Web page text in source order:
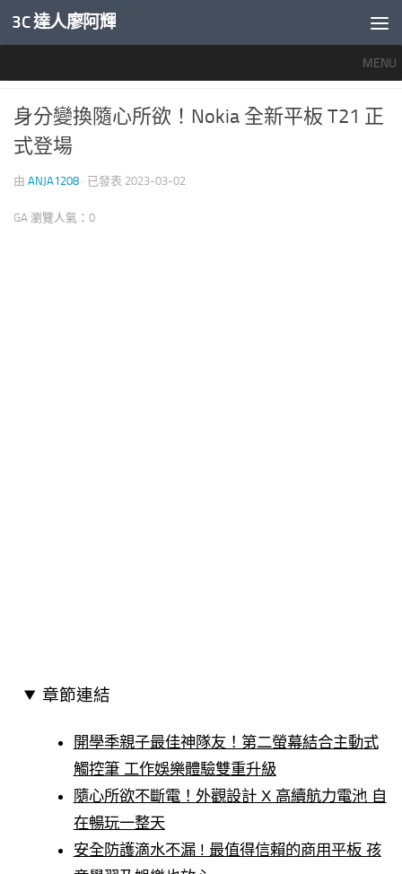
內文下方
3C 達人廖阿輝
MENU
1
身分變換隨心所欲！Nokia 全新平板 T21 正
式登場
由 ANJA1208 · 已發表 2023-03-02
GA 瀏覽人氣：0
章節連結
開學季親子最佳神隊友！第二螢幕結合主動式
觸控筆 工作娛樂體驗雙重升級
隨心所欲不斷電！外觀設計 X 高續航力電池 自
在暢玩一整天
安全防護滴水不漏 ! 最值得信賴的商用平板 孩